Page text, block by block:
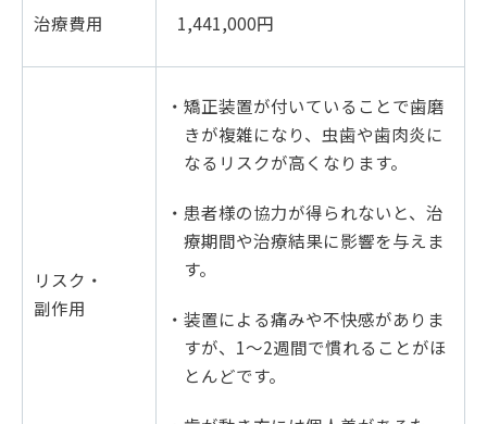
治療費用 1,441,000円
リスク・
副作用
・矯正装置が付いていることで歯磨
きが複雑になり、虫歯や歯肉炎に
なるリスクが高くなります。
・患者様の協力が得られないと、治
療期間や治療結果に影響を与えま
す。
・装置による痛みや不快感がありま
すが、1～2週間で慣れることがほ
とんどです。